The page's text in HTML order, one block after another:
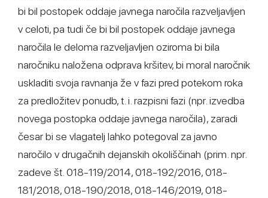
bi bil postopek oddaje javnega naročila razveljavljen
v celoti, pa tudi če bi bil postopek oddaje javnega
naročila le deloma razveljavljen oziroma bi bila
naročniku naložena odprava kršitev, bi moral naročnik
uskladiti svoja ravnanja že v fazi pred potekom roka
za predložitev ponudb, t. i. razpisni fazi (npr. izvedba
novega postopka oddaje javnega naročila), zaradi
česar bi se vlagatelj lahko potegoval za javno
naročilo v drugačnih dejanskih okoliščinah (prim. npr.
zadeve št. 018-119/2014, 018-192/2016, 018-
181/2018, 018-190/2018, 018-146/2019, 018-